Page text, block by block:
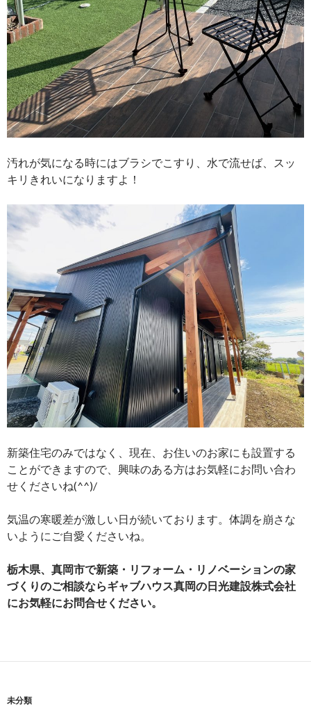
汚れが気になる時にはブラシでこすり、水で流せば、スッ
キリきれいになりますよ！
新築住宅のみではなく、現在、お住いのお家にも設置する
ことができますので、興味のある方はお気軽にお問い合わ
せくださいね(^^)/
気温の寒暖差が激しい日が続いております。体調を崩さな
いようにご自愛くださいね。
栃木県、真岡市で新築・リフォーム・リノベーションの家
づくりのご相談ならギャブハウス真岡の日光建設株式会社
にお気軽にお問合せください。
未分類